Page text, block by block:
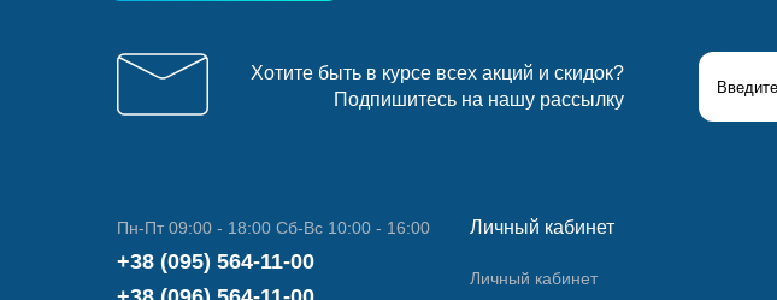
Хотите быть в курсе всех акций и скидок?
Подпишитесь на нашу рассылку
Пн-Пт 09:00 - 18:00 Сб-Вс 10:00 - 16:00
+38 (095) 564-11-00
Личный кабинет
Личный кабинет